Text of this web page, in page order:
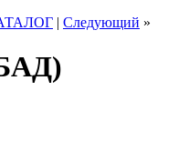
| Следующий »